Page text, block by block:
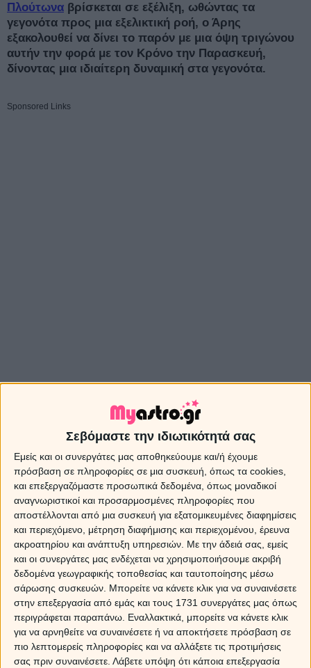
Σεβόμαστε την ιδιωτικότητά σας
Εμείς και οι συνεργάτες μας αποθηκεύουμε και/ή έχουμε
πρόσβαση σε πληροφορίες σε μια συσκευή, όπως τα cookies,
και επεξεργαζόμαστε προσωπικά δεδομένα, όπως μοναδικοί
αναγνωριστικοί και προσαρμοσμένες πληροφορίες που
αποστέλλονται από μια συσκευή για εξατομικευμένες διαφημίσεις
και περιεχόμενο, μέτρηση διαφήμισης και περιεχομένου, έρευνα
ακροατηρίου και ανάπτυξη υπηρεσιών. Με την άδειά σας, εμείς
και οι συνεργάτες μας ενδέχεται να χρησιμοποιήσουμε ακριβή
δεδομένα γεωγραφικής τοποθεσίας και ταυτοποίησης μέσω
σάρωσης συσκευών. Μπορείτε να κάνετε κλικ για να συναινέσετε
στην επεξεργασία από εμάς και τους 1731 συνεργάτες μας όπως
περιγράφεται παραπάνω. Εναλλακτικά, μπορείτε να κάνετε κλικ
για να αρνηθείτε να συναινέσετε ή να αποκτήσετε πρόσβαση σε
πιο λεπτομερείς πληροφορίες και να αλλάξετε τις προτιμήσεις
σας πριν συναινέσετε. Λάβετε υπόψη ότι κάποια επεξεργασία
Πλούτωνα βρίσκεται σε εξέλιξη, ωθώντας τα
γεγονότα προς μια εξελικτική ροή, ο Άρης
εξακολουθεί να δίνει το παρόν με μια όψη τριγώνου
αυτήν την φορά με τον Κρόνο την Παρασκευή,
δίνοντας μια ιδιαίτερη δυναμική στα γεγονότα.
Sponsored Links
Το τρίγωνο Άρη-Κρόνου
Οτιδήποτε ξεκινά τώρα στηρίζεται πάνω σε ένα καλά
μελετημένο σχέδιο και έχει την δομή και την οργάνωση
που χρειάζεται, για να πετύχει. Πράγματα που
δουλεύουμε ή προωθούμε εδώ και καιρό, ήρθε η ώρα να
τα δούμε να ολοκληρώνονται και να παίρνουν την τελική
τους μορφή.